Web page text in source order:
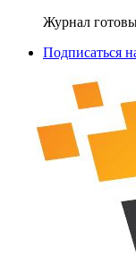
Журнал
Подписаться